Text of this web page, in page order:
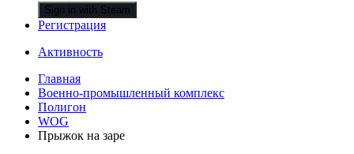
Sign in with Steam
Регистрация
Активность
Главная
Военно-промышленный комплекс
Полигон
WOG
Прыжок на заре